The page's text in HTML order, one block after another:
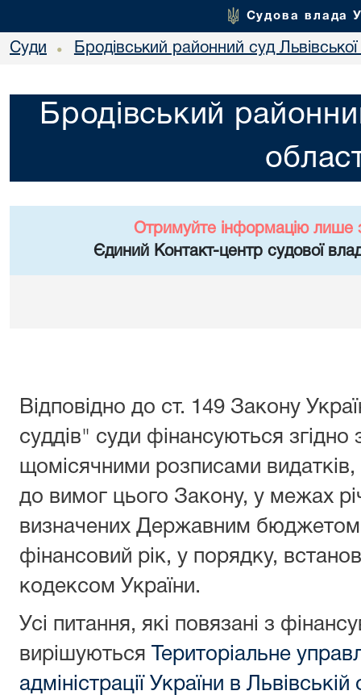
Судова влада
Суди • Бродівський районний суд Львівської
Бродівський
Отримуйте інформацію лише
Єдиний Контакт-центр судової
Відповідно до ст. 149 Закону
суддів" суди фінансуються згідно
щомісячними розписами
до вимог цього Закону, у межах
визначених Державним бюджетом
фінансовий рік, у порядку,
кодексом України.
Усі питання, які повязані з
вирішуються
Територіальне
адміністрації України в Львiвській